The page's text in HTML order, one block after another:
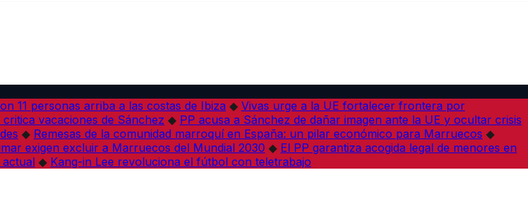
11 personas arriba a las costas de Ibiza ◆ Vivas urge a la UE fortalecer frontera por
vacaciones de Sánchez ◆ PP acusa a Sánchez de dañar imagen ante la UE y ocultar crisis
◆ Remesas de la comunidad marroquí en España: un pilar económico para Marruecos ◆
exigen excluir a Marruecos del Mundial 2030 ◆ El PP garantiza acogida legal de menores en
◆ Kang-in Lee revoluciona el fútbol con teletrabajo